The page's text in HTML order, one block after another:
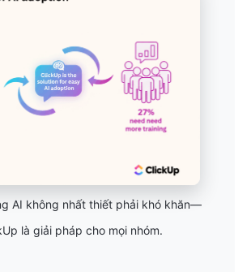
AI không nhất thiết phải khó khăn—
là giải pháp cho mọi nhóm.